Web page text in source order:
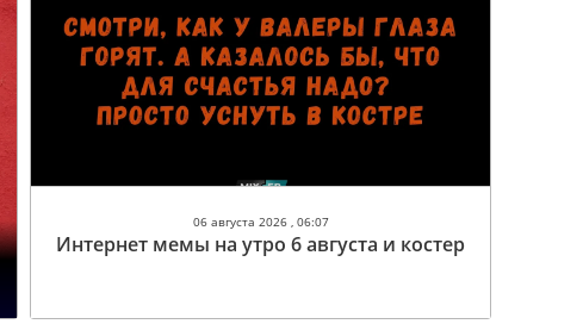
06 августа 2026 , 06:07
Интернет мемы на утро 6 августа и костер